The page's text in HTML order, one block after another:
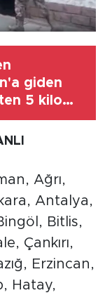
giden
5 kilo
Ağrı,
Antalya,
Bitlis,
Çankırı,
Erzincan,
Hatay,